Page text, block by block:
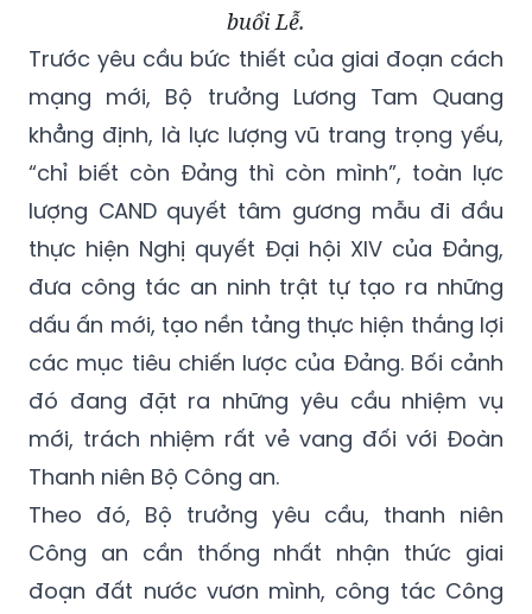
buổi Lễ.
Trước yêu cầu bức thiết của giai đoạn cách
mạng mới, Bộ trưởng Lương Tam Quang
khẳng định, là lực lượng vũ trang trọng yếu,
“chỉ biết còn Đảng thì còn mình”, toàn lực
lượng CAND quyết tâm gương mẫu đi đầu
thực hiện Nghị quyết Đại hội XIV của Đảng,
đưa công tác an ninh trật tự tạo ra những
dấu ấn mới, tạo nền tảng thực hiện thắng lợi
các mục tiêu chiến lược của Đảng. Bối cảnh
đó đang đặt ra những yêu cầu nhiệm vụ
mới, trách nhiệm rất vẻ vang đối với Đoàn
Thanh niên Bộ Công an.
Theo đó, Bộ trưởng yêu cầu, thanh niên
Công an cần thống nhất nhận thức giai
đoạn đất nước vươn mình, công tác Công